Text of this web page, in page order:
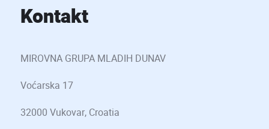
Kontakt
MIROVNA GRUPA MLADIH DUNAV
Voćarska 17
32000 Vukovar, Croatia